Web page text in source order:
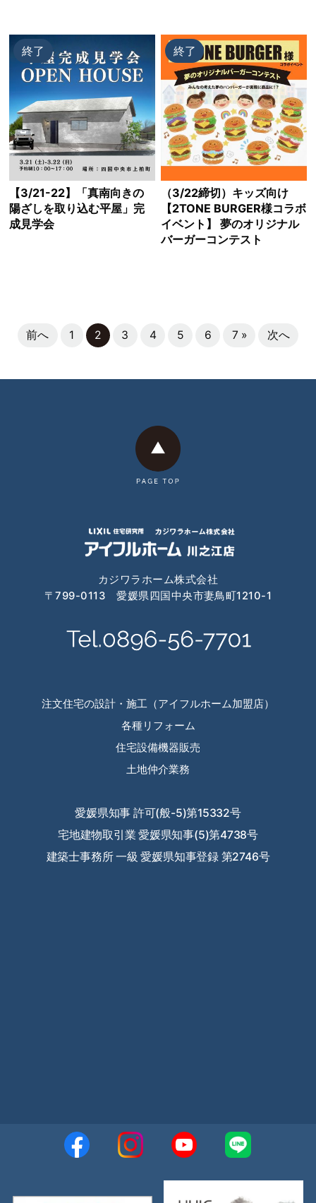
終了
【3/21-22】「真南向きの
陽ざしを取り込む平屋」完
成見学会
終了
（3/22締切）キッズ向け
【2TONE BURGER様コラボ
イベント】 夢のオリジナル
バーガーコンテスト
前へ 1 2 3 4 5 6 7 » 次へ
カジワラホーム株式会社
〒799-0113 愛媛県四国中央市妻鳥町1210-1
注文住宅の設計・施工（アイフルホーム加盟店）
各種リフォーム
住宅設備機器販売
土地仲介業務
愛媛県知事 許可(般-5)第15332号
宅地建物取引業 愛媛県知事(5)第4738号
建築士事務所 一級 愛媛県知事登録 第2746号